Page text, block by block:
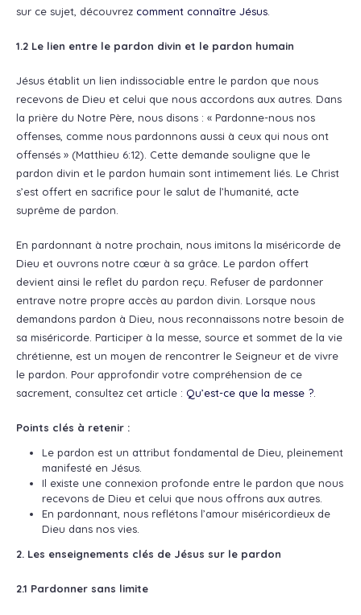
sur ce sujet, découvrez comment connaître Jésus
1.2 Le lien entre le pardon divin et le pardon humain
Jésus établit un lien indissociable entre le pardon que nous
recevons de Dieu et celui que nous accordons aux autres. Dans
la prière du Notre Père, nous disons : « Pardonne-nous nos
offenses, comme nous pardonnons aussi à ceux qui nous ont
offensés » (Matthieu 6:12). Cette demande souligne que le
pardon divin et le pardon humain sont intimement liés. Le Christ
s’est offert en sacrifice pour le salut de l’humanité, acte
suprême de pardon.
En pardonnant à notre prochain, nous imitons la miséricorde de
Dieu et ouvrons notre cœur à sa grâce. Le pardon offert
devient ainsi le reflet du pardon reçu. Refuser de pardonner
entrave notre propre accès au pardon divin. Lorsque nous
demandons pardon à Dieu, nous reconnaissons notre besoin de
sa miséricorde. Participer à la messe, source et sommet de la vie
chrétienne, est un moyen de rencontrer le Seigneur et de vivre
le pardon. Pour approfondir votre compréhension de ce
sacrement, consultez cet article : Qu’est-ce que la messe ?
Points clés à retenir :
Le pardon est un attribut fondamental de Dieu, pleinement
manifesté en Jésus.
Il existe une connexion profonde entre le pardon que nous
recevons de Dieu et celui que nous offrons aux autres.
En pardonnant, nous reflétons l’amour miséricordieux de
Dieu dans nos vies.
2. Les enseignements clés de Jésus sur le pardon
2.1 Pardonner sans limite